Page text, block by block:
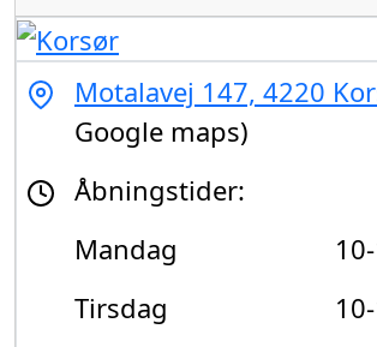
Motalavej 147, 4220
Google maps)
Åbningstider:
Mandag
Tirsdag